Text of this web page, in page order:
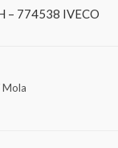
– 774538 IVECO
Mola